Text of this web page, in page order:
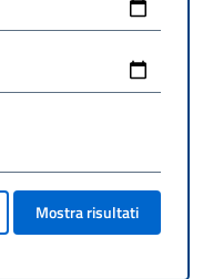
Mostra risultati